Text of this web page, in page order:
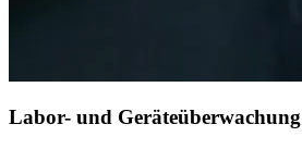
Labor- und Geräteüberwachung